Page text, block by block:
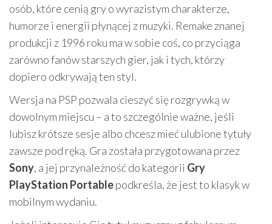
osób, które cenią gry o wyrazistym charakterze,
humorze i energii płynącej z muzyki. Remake znanej
produkcji z 1996 roku ma w sobie coś, co przyciąga
zarówno fanów starszych gier, jak i tych, którzy
dopiero odkrywają ten styl.
Wersja na PSP pozwala cieszyć się rozgrywką w
dowolnym miejscu – a to szczególnie ważne, jeśli
lubisz krótsze sesje albo chcesz mieć ulubione tytuły
zawsze pod ręką. Gra została przygotowana przez
Sony, a jej przynależność do kategorii Gry
PlayStation Portablepodkreśla, że jest to klasyk w
mobilnym wydaniu.